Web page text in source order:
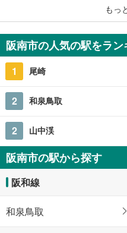
阪南市
398万円
4LDK
84.24m2
大阪府
もっ
阪南市の人気の駅をラ
1 尾崎
2 和泉鳥取
2 山中渓
阪南市の駅から探す
阪和線
和泉鳥取